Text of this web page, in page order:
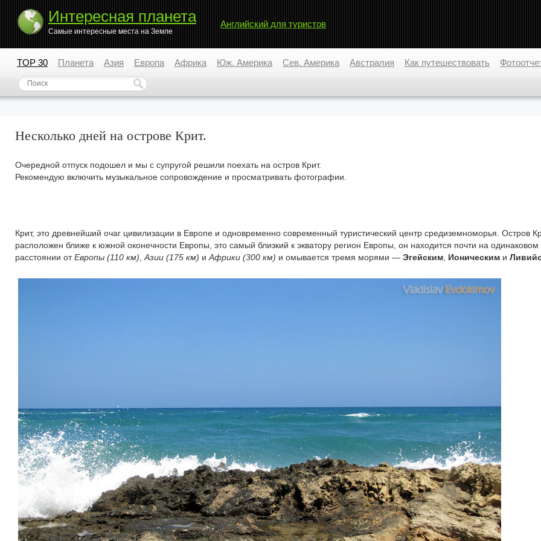
Интересная планета
Самые интересные места на Земле
Английский для туристов
TOP 30 Планета Азия Европа Африка Юж. Америка Сев. Америка Австралия Как путешествовать
Несколько дней на острове Крит.
Очередной отпуск подошел и мы с супругой решили поехать на остров Крит.
Рекомендую включить музыкальное сопровождение и просматривать фотографии.
Крит, это древнейший очаг цивилизации в Европе и одновременно современный туристический центр средиземноморья. Остров
расположен ближе к южной оконечности Европы, это самый близкий к экватору регион Европы, он находится почти на одинаковом
расстоянии отЕвропы (110 км) Азии (175 км) и Африки (300 км) и омывается тремя морями — Эгейским Ионическим и